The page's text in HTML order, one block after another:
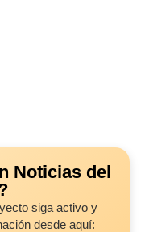
Noticias del
siga activo y
desde aquí: